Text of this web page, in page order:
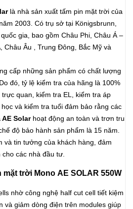
là nhà sản xuất tấm pin mặt trời của
2003. Có trụ sở tại Königsbrunn,
gia, bao gồm Châu Phi, Châu Á –
Châu Âu , Trung Đông, Bắc Mỹ và
cấp những sản phẩm có chất lượng
đó, tỷ lệ kiểm tra của hãng là 100%
quan, kiểm tra EL, kiểm tra áp
và kiểm tra tuổi đảm bảo rằng các
Solar hoạt động an toàn và trơn tru
độ bảo hành sản phẩm là 15 năm.
và tin tưởng của khách hàng, đảm
các nhà đầu tư.
mặt trời Mono AE SOLAR 550W
nhờ công nghệ half cut cell tiết kiệm
và giảm dòng điện trên modules giúp